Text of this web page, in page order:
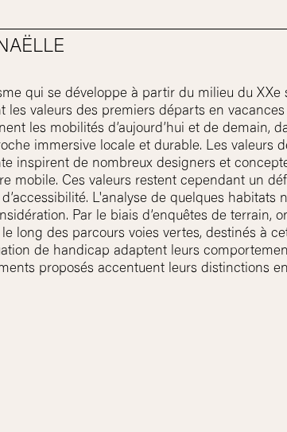
qui se développe à partir du milieu du
les valeurs des premiers départs en
les mobilités d’aujourd’hui et de demain,
immersive locale et durable. Les valeurs
inspirent de nombreux designers et
mobile. Ces valeurs restent cependant un
L'analyse de quelques
Par le biais d’enquêtes de terrain,
le long des parcours voies vertes, destinés à
de handicap adaptent leurs
proposés accentuent leurs distinctions